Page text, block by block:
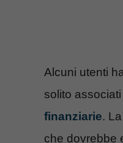
Alcuni utenti
solito
finanziarie. La
che dovrebbe